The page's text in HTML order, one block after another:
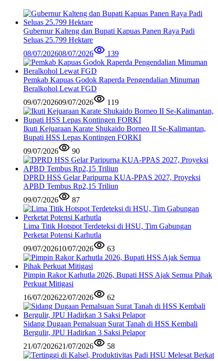
Gubernur Kalteng dan Bupati Kapuas Panen Raya Padi
Seluas 25.799 Hektare
08/07/202608/07/2026 139
Pemkab Kapuas Godok Raperda Pengendalian Minuman
Beralkohol Lewat FGD
09/07/202609/07/2026 119
Ikuti Kejuaraan Karate Shukaido Borneo II Se-Kalimantan,
Bupati HSS Lepas Kontingen FORKI
09/07/2026
90
DPRD HSS Gelar Paripurna KUA-PPAS 2027, Proyeksi
APBD Tembus Rp2,15 Triliun
09/07/2026
87
Lima Titik Hotspot Terdeteksi di HSU, Tim Gabungan
Perketat Potensi Karhutla
09/07/202610/07/2026 63
Pimpin Rakor Karhutla 2026, Bupati HSS Ajak Semua Pihak
Perkuat Mitigasi
16/07/202622/07/2026 62
Sidang Dugaan Pemalsuan Surat Tanah di HSS Kembali
Bergulir, JPU Hadirkan 3 Saksi Pelapor
21/07/202621/07/2026 58